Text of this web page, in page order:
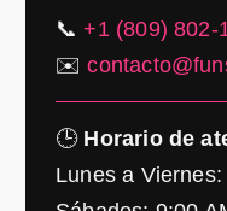
📞+1 (809) 802-
✉️
🕒 Horario de
Lunes a